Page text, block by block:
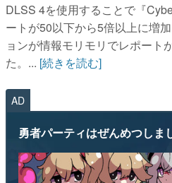
DLSS 4を使用することで『
ートが50以下から5倍以上に増
ョンが情報モリモリでレポート
た。... [続きを読む]
AD
勇者パーティはぜんめつしま